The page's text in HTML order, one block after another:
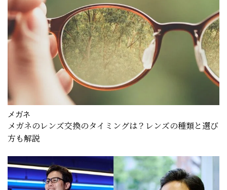
メガネ
メガネのレンズ交換のタイミングは？レンズの種類と選び
方も解説